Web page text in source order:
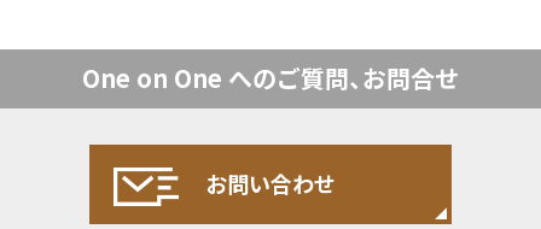
One on One へのご質問、お問合せ
お問い合わせ
お問い合わせ